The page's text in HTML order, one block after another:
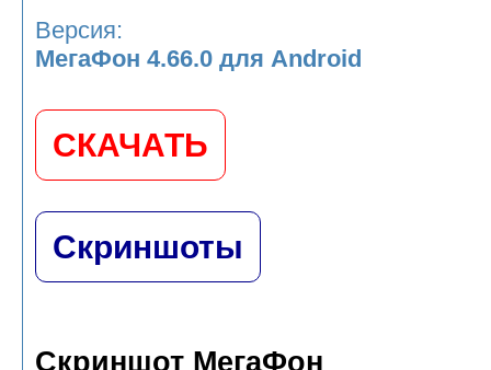
Версия:
МегаФон 4.66.0 для Android
СКАЧАТЬ
Скриншоты
Скриншот МегаФон